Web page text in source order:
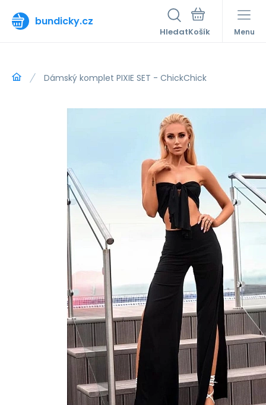
bundicky.cz
Hledat Menu
Dámský komplet PIXIE SET - ChickChick